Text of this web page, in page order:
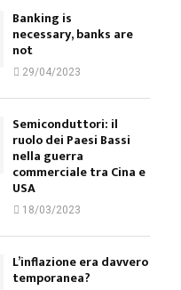
Banking is
necessary, banks are
not
29/04/2023
Semiconduttori: il
ruolo dei Paesi Bassi
nella guerra
commerciale tra Cina e
USA
18/03/2023
L’inflazione era davvero
temporanea?